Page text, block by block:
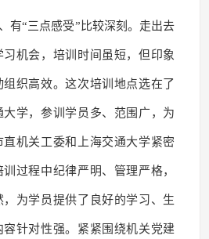
有“三点感受”比较深刻。走出去
机会，培训时间虽短，但印象
织高效。这次培训地点选在了
学，参训学员多、范围广，为
机关工委和上海交通大学紧密
过程中纪律严明、管理严格，
为学员提供了良好的学习、生
针对性强。紧紧围绕机关党建